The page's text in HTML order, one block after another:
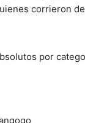
corrieron
por